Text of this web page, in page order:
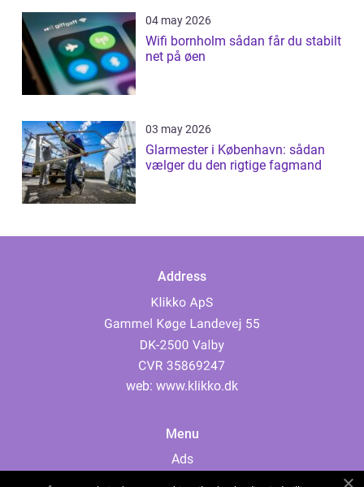
04 may 2026
Wifi bornholm sådan får du stabilt
net på øen
03 may 2026
Glarmester i København: sådan
vælger du den rigtige fagmand
Address
web: www.klikko.dk
Menu
Ads